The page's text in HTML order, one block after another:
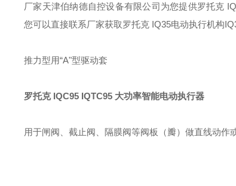
厂家天津伯纳德自控设备有限公司为您提供罗托克
您可以直接联系厂家获取罗托克 IQ35电动执行机构
推力型用“A"型驱动套
罗托克 IQC95 IQTC95 大功率智能电动执行器
用于闸阀、截止阀、隔膜阀等阀板（瓣）做直线动作